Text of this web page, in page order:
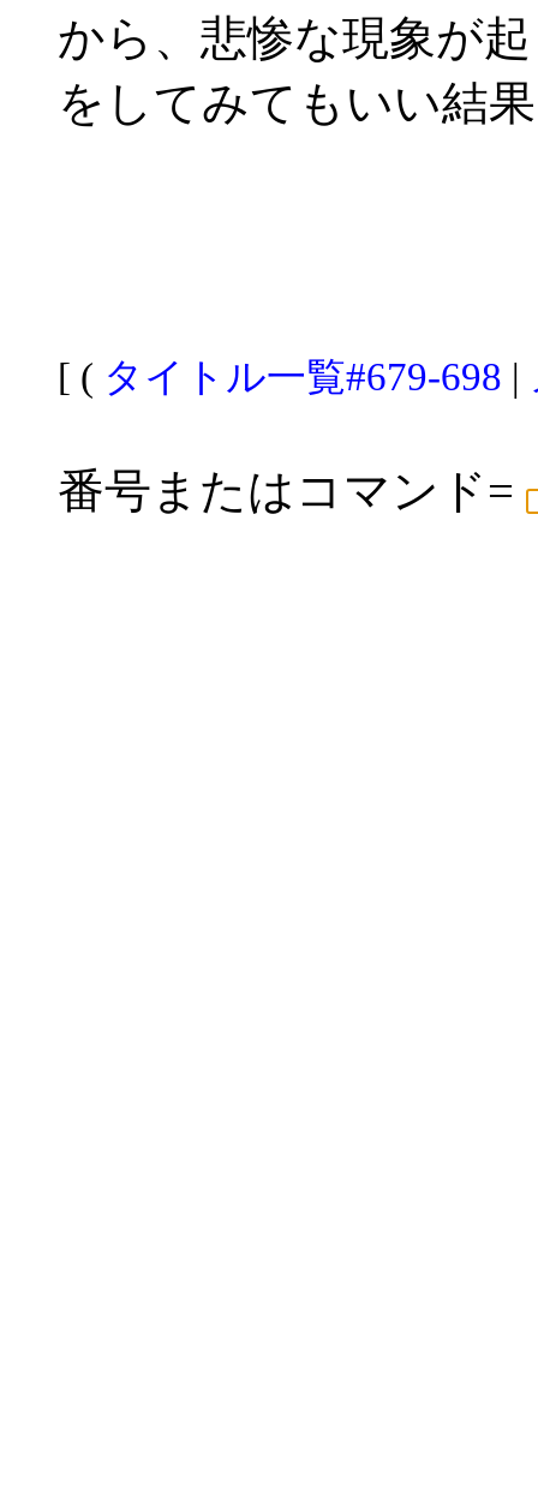
から、悲惨な現象が
をしてみてもいい結
[ ( タイトル一覧#679-698 |
番号またはコマンド=